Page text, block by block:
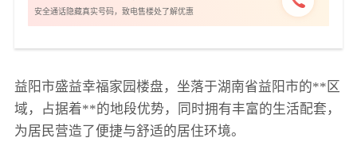
安全通话隐藏真实号码，致电售楼处了解优惠
益阳市盛益幸福家园楼盘，坐落于湖南省益阳市的**区
域，占据着**的地段优势，同时拥有丰富的生活配套，
为居民营造了便捷与舒适的居住环境。